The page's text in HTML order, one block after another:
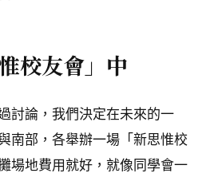
校友會」中
討論，我們決定在未來的一
南部，各舉辦一場「新思惟校
場地費用就好，就像同學會一